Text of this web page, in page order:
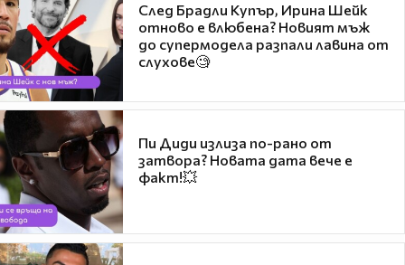
След Брадли Купър, Ирина Шейк
отново е влюбена? Новият мъж
до супермодела разпали лавина от
слухове🧐
Пи Диди излиза по-рано от
затвора? Новата дата вече е
факт!💥